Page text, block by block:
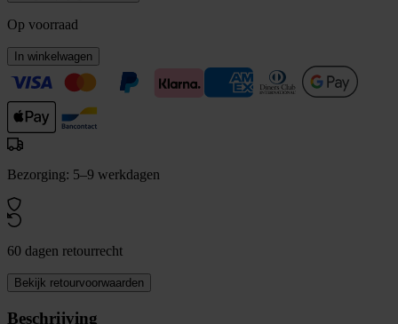
Op voorraad
In winkelwagen
Bezorging: 5–9 werkdagen
60 dagen retourrecht
Bekijk retourvoorwaarden
Beschrijving